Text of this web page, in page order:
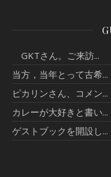
GKTさん。ご来訪...
当方，当年とって古希...
ピカリンさん、コメン...
カレーが大好きと書い...
ゲストブックを開設し...